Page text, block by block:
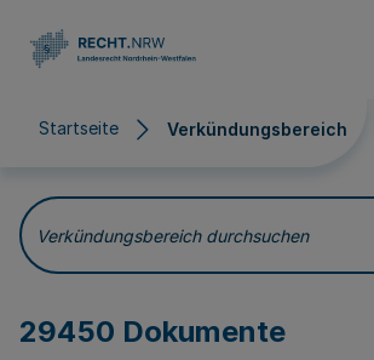
Startseite Verkündungsbereich
Verkündungsbereich durchsuchen
29450 Dokumente